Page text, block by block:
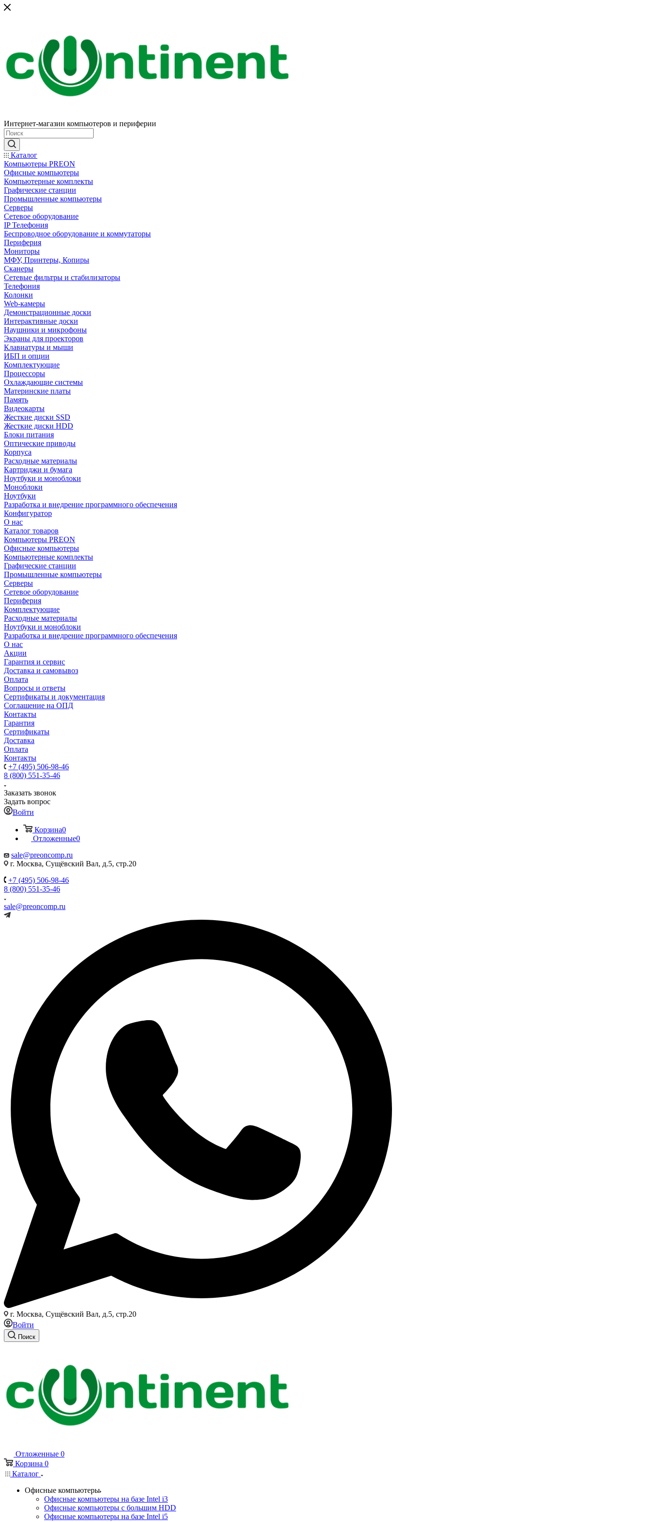
Интернет-магазин компьютеров и периферии
Каталог
Компьютеры PREON
Офисные компьютеры
Компьютерные комплекты
Графические станции
Промышленные компьютеры
Серверы
Сетевое оборудование
IP Телефония
Беспроводное оборудование и коммутаторы
Периферия
Мониторы
МФУ, Принтеры, Копиры
Сканеры
Сетевые фильтры и стабилизаторы
Телефония
Колонки
Web-камеры
Демонстрационные доски
Интерактивные доски
Наушники и микрофоны
Экраны для проекторов
Клавиатуры и мыши
ИБП и опции
Комплектующие
Процессоры
Охлаждающие системы
Материнские платы
Память
Видеокарты
Жесткие диски SSD
Жесткие диски HDD
Блоки питания
Оптические приводы
Корпуса
Расходные материалы
Картриджи и бумага
Ноутбуки и моноблоки
Моноблоки
Ноутбуки
Разработка и внедрение программного обеспечения
Конфигуратор
О нас
Каталог товаров
Компьютеры PREON
Офисные компьютеры
Компьютерные комплекты
Графические станции
Промышленные компьютеры
Серверы
Сетевое оборудование
Периферия
Комплектующие
Расходные материалы
Ноутбуки и моноблоки
Разработка и внедрение программного обеспечения
О нас
Акции
Гарантия и сервис
Доставка и самовывоз
Оплата
Вопросы и ответы
Сертификаты и документация
Соглашение на ОПД
Контакты
Гарантия
Сертификаты
Доставка
Оплата
Контакты
+7 (495) 506-98-46
8 (800) 551-35-46
Заказать звонок
Задать вопрос
Войти
Корзина0
Отложенные0
sale@preoncomp.ru
г. Москва, Сущёвский Вал, д.5, стр.20
+7 (495) 506-98-46
8 (800) 551-35-46
sale@preoncomp.ru
г. Москва, Сущёвский Вал, д.5, стр.20
Войти
Поиск
Отложенные 0
Корзина 0
Каталог
Офисные компьютеры
Офисные компьютеры на базе Intel i3
Офисные компьютеры с большим HDD
Офисные компьютеры на базе Intel i5